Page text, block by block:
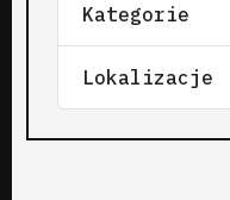
Kategorie
Lokalizacje